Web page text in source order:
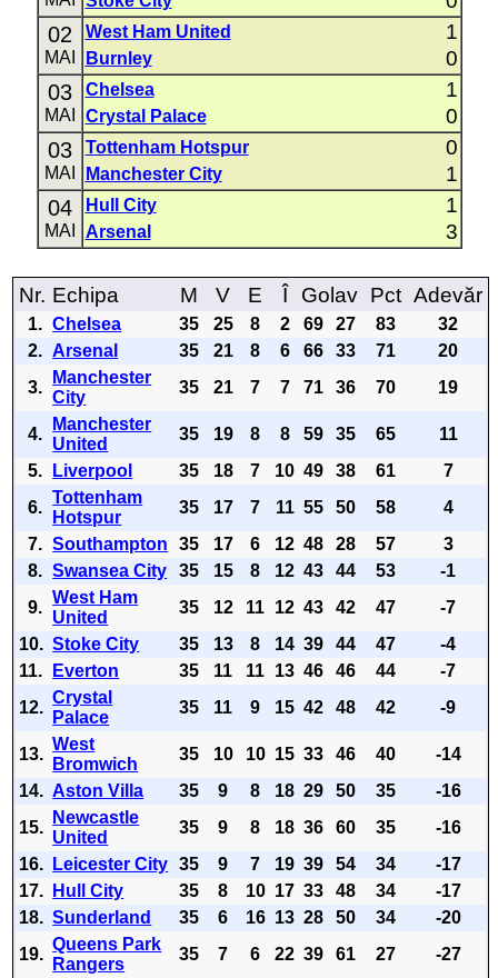
02
MAI
West Ham United 1
Burnley 0
03
MAI
Chelsea 1
Crystal Palace 0
03
MAI
Tottenham Hotspur 0
Manchester City 1
04
MAI
Hull City 1
Arsenal 3
Nr. Echipa M V E Î Golav Pct Adevăr
1. Chelsea 35 25 8 2 69 27 83
32
2. Arsenal 35 21 8 6 66 33 71
20
3.
Manchester
City
35 21 7 7 71 36 70 19
4.
Manchester
United
35 19 8 8 59 35 65
11
5.
Liverpool 35 18 7 10 49 38 61
7
6.
Tottenham
Hotspur
35 17 7 11 55 50 58
4
7. Southampton 35 17 6 12 48 28 57
3
8. Swansea City 35 15 8 12 43 44 53
-1
9.
West Ham
United
35 12 11 12 43 42 47
-7
10. Stoke City 35 13 8 14 39 44 47
-4
11.
Everton 35 11 11 13 46 46 44
-7
12.
Crystal
Palace
35 11 9 15 42 48 42 -9
13.
West
Bromwich
35 10 10 15 33 46 40
-14
14. Aston Villa 35 9 8 18 29 50 35
-16
15.
Newcastle
United
35 9 8 18 36 60 35
-16
16.
Leicester City 35 9 7 19 39 54 34
-17
17.
Hull City 35 8 10 17 33 48 34
-17
18. Sunderland 35 6 16 13 28 50 34
-20
19.
Queens Park
Rangers
35 7 6 22 39 61 27 -27